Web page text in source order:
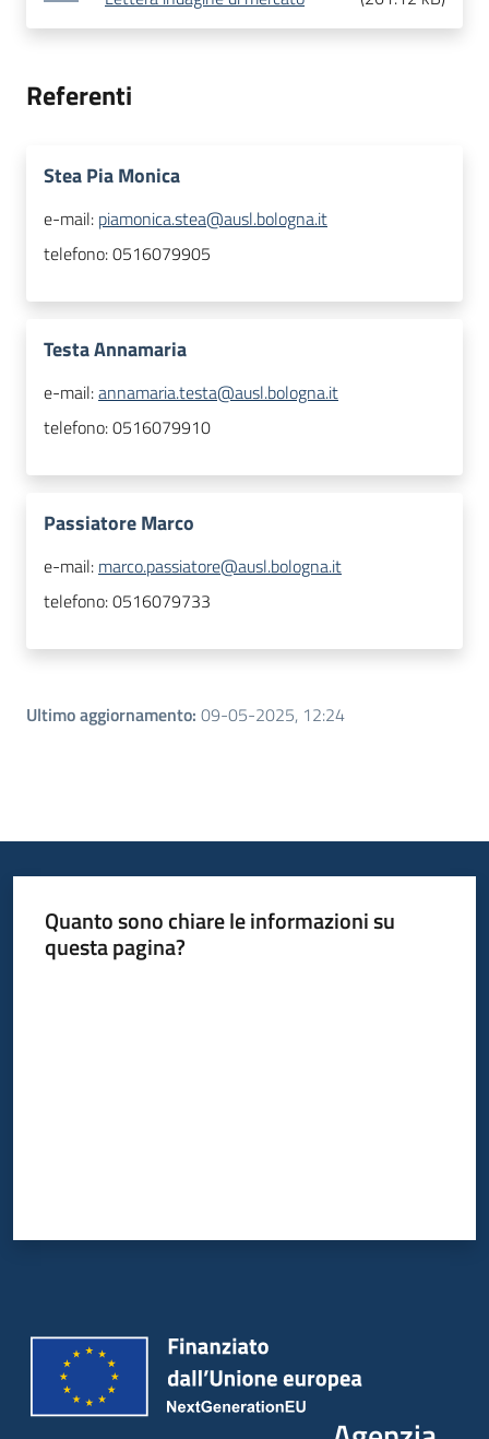
Referenti
Stea Pia Monica
e-mail: piamonica.stea@ausl.bologna.it
telefono:0516079905
Testa Annamaria
e-mail:annamaria.testa@ausl.bologna.it
telefono:0516079910
Passiatore Marco
e-mail: marco.passiatore@ausl.bologna.it
telefono:0516079733
Ultimo aggiornamento: 09-05-2025, 12:24
Quanto sono chiare le informazioni su
questa pagina?